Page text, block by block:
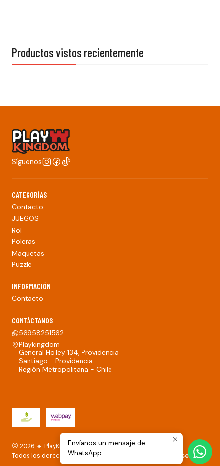
Productos vistos recientemente
Síguenos
CATEGORÍAS
Contacto
JUEGOS
Rol
Poleras
Maquetas
Puzzle
INFORMACIÓN
Contacto
CONTÁCTANOS
56958251562
Playkingdom
General Holley 134, Providencia
Santiago - Providencia
Región Metropolitana - Chile
2026 🔸 PlayKingdom.
Todos los derechos reservados.
Desarrollado por Jumpseller.
Envíanos un mensaje de
WhatsApp